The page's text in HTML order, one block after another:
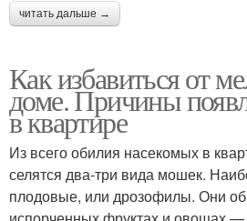
читать дальше →
Как избавиться от
доме. Причины
в квартире
Из всего обилия насекомых в
селятся два-три вида мошек.
плодовые, или дрозофилы. Они